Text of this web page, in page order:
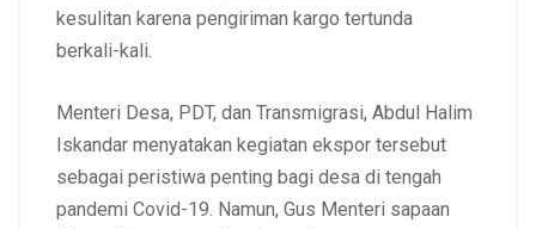
kesulitan karena pengiriman kargo tertunda
berkali-kali.
Menteri Desa, PDT, dan Transmigrasi, Abdul Halim
Iskandar menyatakan kegiatan ekspor tersebut
sebagai peristiwa penting bagi desa di tengah
pandemi Covid-19. Namun, Gus Menteri sapaan